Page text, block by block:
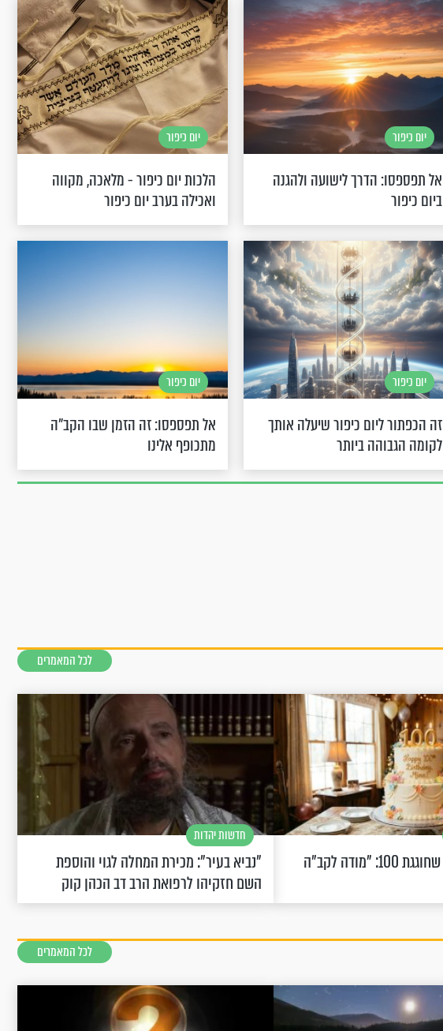
יום כיפור
אל תפספסו: הדרך לישועה ולהגנה
ביום כיפור
יום כיפור
הלכות יום כיפור - מלאכה, מקווה
ואכילה בערב יום כיפור
יום כיפור
זה הכפתור ליום כיפור שיעלה אותך
לקומה הגבוהה ביותר
יום כיפור
אל תפספסו: זה הזמן שבו הקב"ה
מתכופף אלינו
לכל המאמרים
שורדת השואה שחוגגת 100: "מודה לקב"ה
חדשות יהדות
"נביא בעיר": מכירת המחלה לגוי והוספת
השם חזקיהו לרפואת הרב דב הכהן קוק
לכל המאמרים